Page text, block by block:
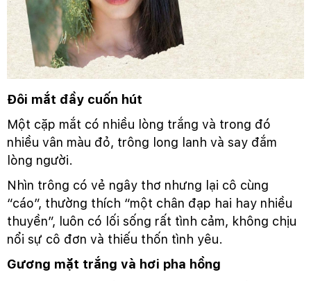
Đôi mắt đầy cuốn hút
Một cặp mắt có nhiều lòng trắng và trong đó
nhiều vân màu đỏ, trông long lanh và say đắm
lòng người.
Nhìn trông có vẻ ngây thơ nhưng lại cô cùng
“cáo”, thường thích “một chân đạp hai hay nhiều
thuyền”, luôn có lối sống rất tình cảm, không chịu
nổi sự cô đơn và thiếu thốn tình yêu.
Gương mặt trắng và hơi pha hồng